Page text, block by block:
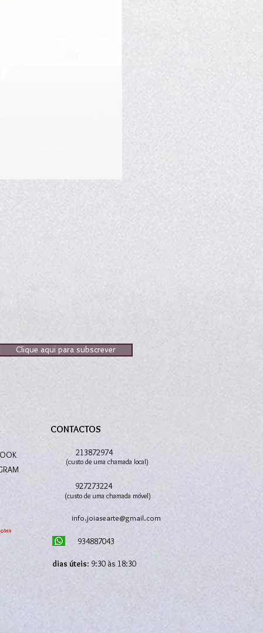
Clique aqui para subscrever
CONTACTOS
213872974
(custo de uma chamada local)
927273224
(custo de uma chamada móvel)
info.joiasearte@gmail.com
934887043
dias úteis: 9:30 às 18:30